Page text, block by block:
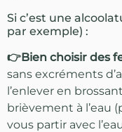
Si c’est une
par exemple) :
👉Bien choisir des
sans excréments
l’enlever en
brièvement à l’eau
vous partir avec